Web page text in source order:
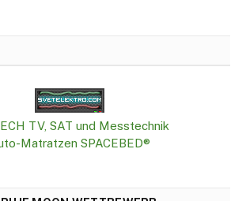
TV, SAT und Messtechnik
Matratzen SPACEBED®